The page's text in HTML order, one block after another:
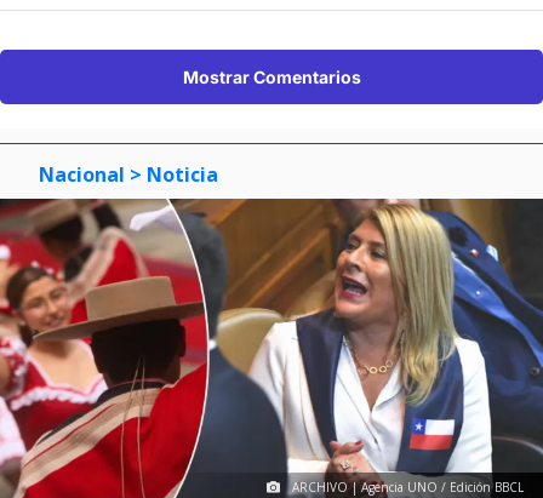
Mostrar Comentarios
Nacional > Noticia
ARCHIVO | Agencia UNO / Edición BBCL